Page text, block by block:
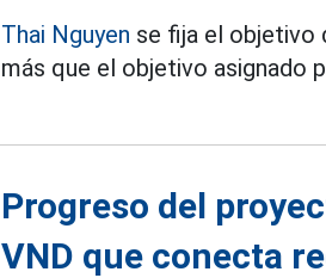
Thai Nguyen se fija el objetivo
más que el objetivo asignado
Progreso del
VND que conecta